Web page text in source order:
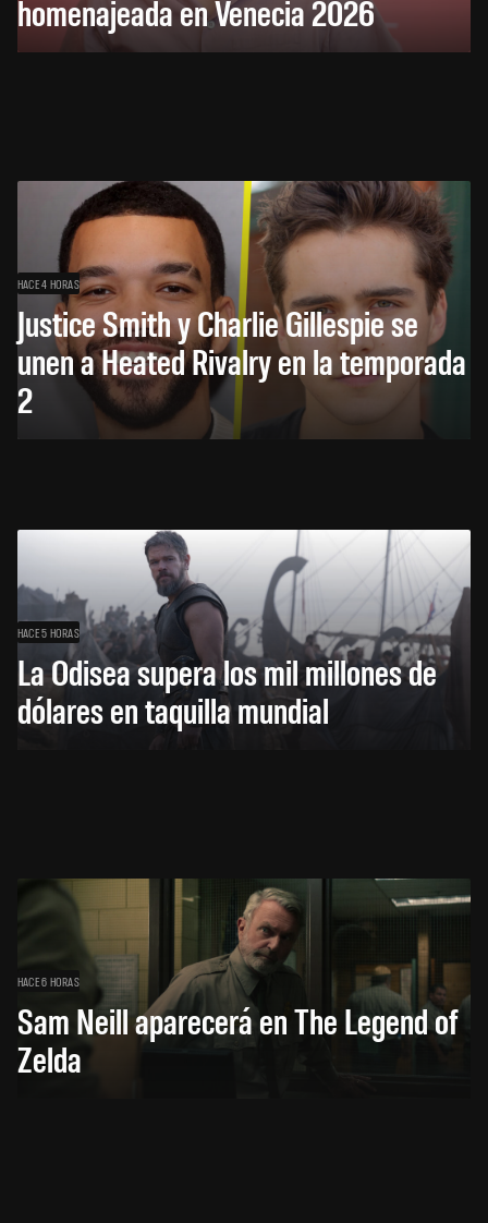
homenajeada en Venecia 2026
HACE 4 HORAS
Justice Smith y Charlie Gillespie se
unen a Heated Rivalry en la temporada
2
HACE 5 HORAS
La Odisea supera los mil millones de
dólares en taquilla mundial
HACE 6 HORAS
Sam Neill aparecerá en The Legend of
Zelda